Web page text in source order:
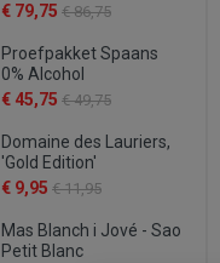
€ 79,75 € 86,75
Proefpakket Spaans
0% Alcohol
€ 45,75 € 49,75
Domaine des Lauriers,
'Gold Edition'
€ 9,95 € 11,95
Mas Blanch i Jové - Sao
Petit Blanc